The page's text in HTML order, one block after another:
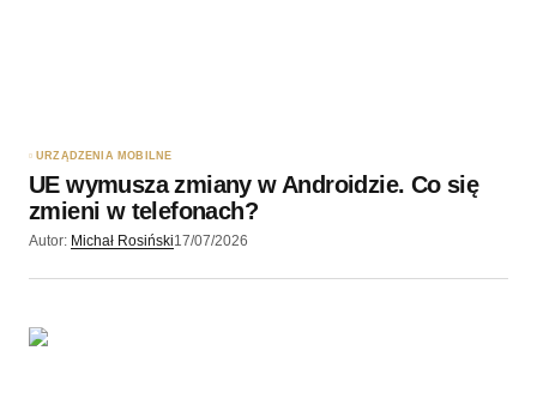
URZĄDZENIA MOBILNE
UE wymusza zmiany w Androidzie. Co się
zmieni w telefonach?
Autor: Michał Rosiński17/07/2026